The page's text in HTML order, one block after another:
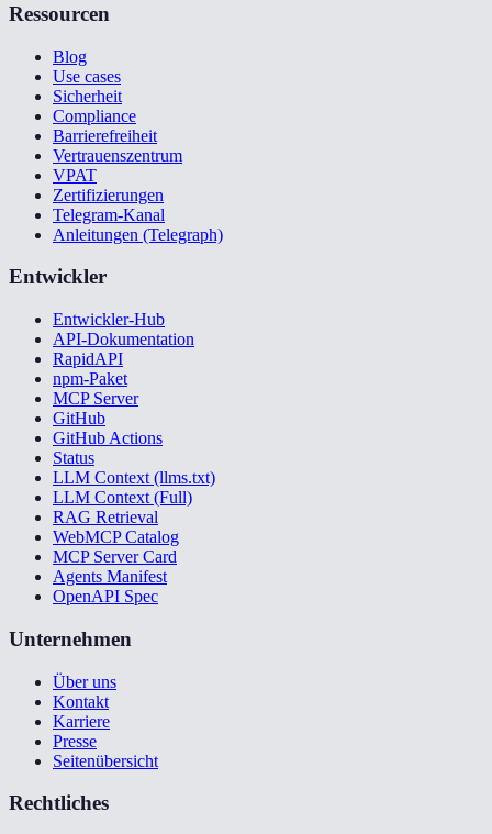
Ressourcen
Blog
Use cases
Sicherheit
Compliance
Barrierefreiheit
Vertrauenszentrum
VPAT
Zertifizierungen
Telegram-Kanal
Anleitungen (Telegraph)
Entwickler
Entwickler-Hub
API-Dokumentation
RapidAPI
npm-Paket
MCP Server
GitHub
GitHub Actions
Status
LLM Context (llms.txt)
LLM Context (Full)
RAG Retrieval
WebMCP Catalog
MCP Server Card
Agents Manifest
OpenAPI Spec
Unternehmen
Über uns
Kontakt
Karriere
Presse
Seitenübersicht
Rechtliches